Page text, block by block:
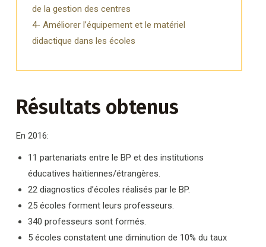
de la gestion des centres
4- Améliorer l’équipement et le matériel
didactique dans les écoles
Résultats obtenus
En 2016:
11 partenariats entre le BP et des institutions
éducatives haïtiennes/étrangères.
22 diagnostics d’écoles réalisés par le BP.
25 écoles forment leurs professeurs.
340 professeurs sont formés.
5 écoles constatent une diminution de 10% du taux